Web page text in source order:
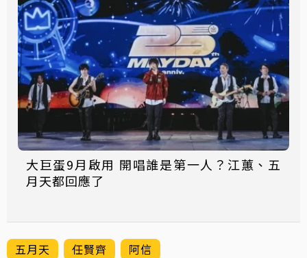
大巨蛋9月啟用 開唱誰是第一人？江蕙、五
月天都回應了
五月天 任賢齊 阿信